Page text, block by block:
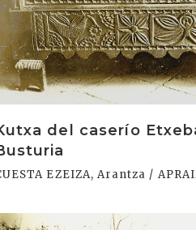
del caserío
EZEIZA, Arantza /